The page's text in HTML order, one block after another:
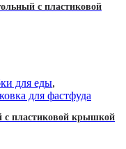
с пластиковой
для еды,
для фастфуда
с пластиковой крышкой